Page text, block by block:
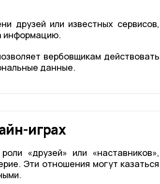
друзей или известных сервисов,
информацию.
вербовщикам действовать
данные.
играх
«друзей» или «наставников»,
Эти отношения могут казаться